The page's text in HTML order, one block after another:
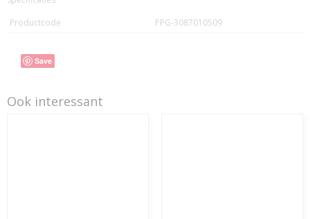
Productcode
PPG-3087010509
Save
Ook interessant